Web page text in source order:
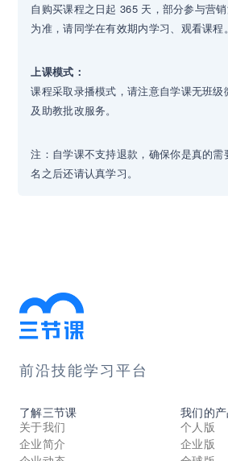
圳市技工教育和职业培训系统09&11
风格： 专业基础扎实，授课幽默风趣
合，让学员更条理、更系统的进行学
情况迅速调整授课方案与计划，解答
政府单位：深圳市、梅州市政府Office
ower BI大数据分析与可视化，罗湖地
圳出版发行集团PS+CDR平面设计内
电信、江门移动Office高级应用培训 外
内训，奥林巴斯Office高级应用， UL
o图形设计内训，惠州壳牌PS企业培训
BI大数据分析与可视化内训 上市公司
自购买课程之日起 365 天，部分参与营
为准，请同学在有效期内学习、观看课程。
上课模式：
课程采取录播模式，请注意自学课无班
及助教批改服务。
注：自学课不支持退款，确保你是真的
名之后还请认真学习。
前沿技能学习平台
了解三节课
关于我们
企业简介
我们的
个人版
企业版